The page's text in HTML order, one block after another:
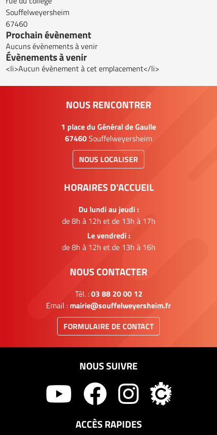
Souffelweyersheim
67460
Prochain évènement
Aucuns évènements à venir
Évènements à venir
<li>Aucun évènement à cet emplacement</li>
NOUS RENCONTRER
1 place du Général de Gaulle
67460Souffelweyersheim
NOUS LOCALISER
HORAIRES D'ACCUEIL
Du lundi au jeudi :
de 8h à 12h et de 13h à 17h
Le vendredi :
de 8h à 12h et de 13h à 16h
NOUS CONTACTER
Tél. :03 88 20 00 12
Email : mairie@souffelweyersheim.fr
FORMULAIRE DE CONTACT
NOUS SUIVRE
ACCÈS RAPIDES